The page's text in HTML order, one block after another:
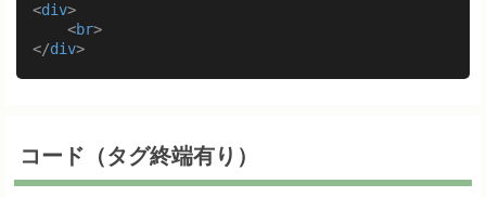
<div>
<br>
</div>
コード（タグ終端有り）